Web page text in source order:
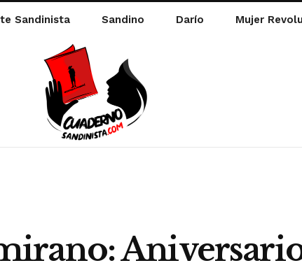
Sandinista Sandino Darío Mujer
Aniversario